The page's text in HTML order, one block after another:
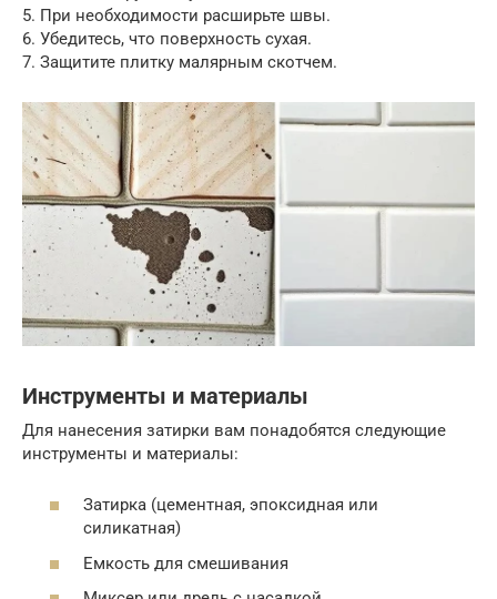
5. При необходимости расширьте швы.
6. Убедитесь, что поверхность сухая.
7. Защитите плитку малярным скотчем.
Инструменты и материалы
Для нанесения затирки вам понадобятся следующие
инструменты и материалы:
Затирка (цементная, эпоксидная или
силикатная)
Емкость для смешивания